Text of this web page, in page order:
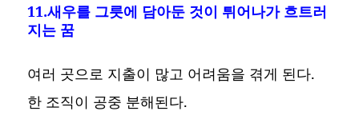
11.새우를 그릇에 담아둔 것이 튀어나가 흐트러
지는 꿈
여러 곳으로 지출이 많고 어려움을 겪게 된다.
한 조직이 공중 분해된다.